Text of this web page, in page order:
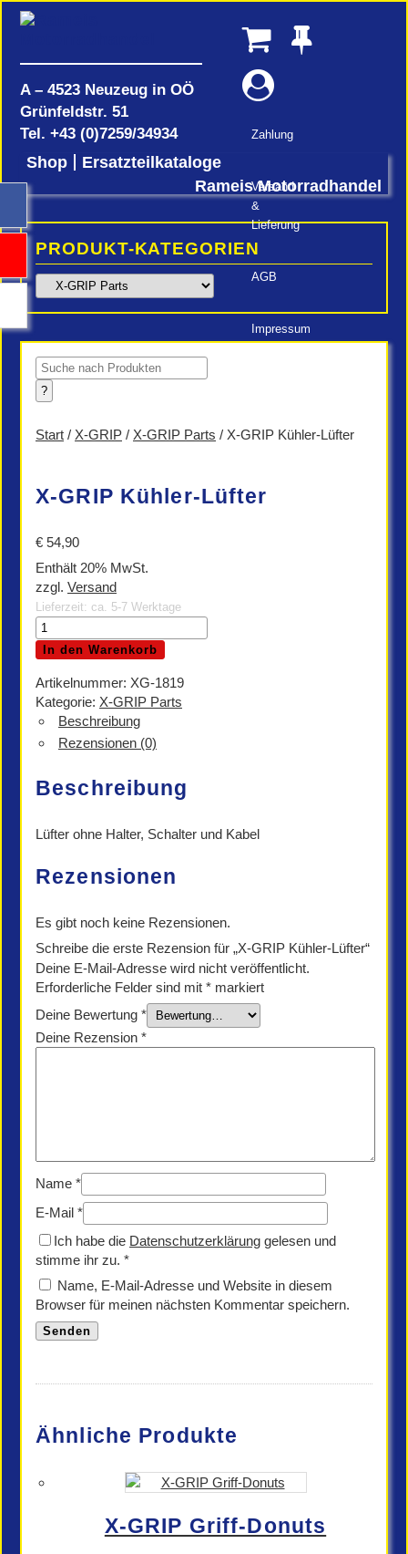
A – 4523 Neuzeug in OÖ
Grünfeldstr. 51
Tel. +43 (0)7259/34934 Zahlung
Versand
&
Lieferung
AGB
Impressum
Shop
Ersatzteilkataloge
Rameis Motorradhandel
PRODUKT-KATEGORIEN
Products
search
?
Start / X-GRIP / X-GRIP Parts / X-GRIP Kühler-Lüfter
X-GRIP Kühler-Lüfter
€ 54,90
Enthält 20% MwSt.
zzgl. Versand
Lieferzeit: ca. 5-7 Werktage
X-
GRIP
Kühler-
Lüfter
Menge
In den Warenkorb
Artikelnummer: XG-1819
Kategorie: X-GRIP Parts
Beschreibung
Rezensionen (0)
Beschreibung
Lüfter ohne Halter, Schalter und Kabel
Rezensionen
Es gibt noch keine Rezensionen.
Schreibe die erste Rezension für „X-GRIP Kühler-Lüfter“
Deine E-Mail-Adresse wird nicht veröffentlicht.
Erforderliche Felder sind mit * markiert
Deine Bewertung *
Deine Rezension *
Name *
E-Mail *
Ich habe die Datenschutzerklärung gelesen und
stimme ihr zu. *
Name, E-Mail-Adresse und Website in diesem
Browser für meinen nächsten Kommentar speichern.
Ähnliche Produkte
X-GRIP Griff-Donuts